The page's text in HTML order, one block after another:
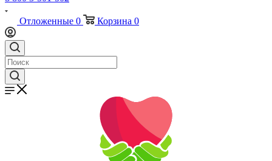
Отложенные 0 Корзина 0